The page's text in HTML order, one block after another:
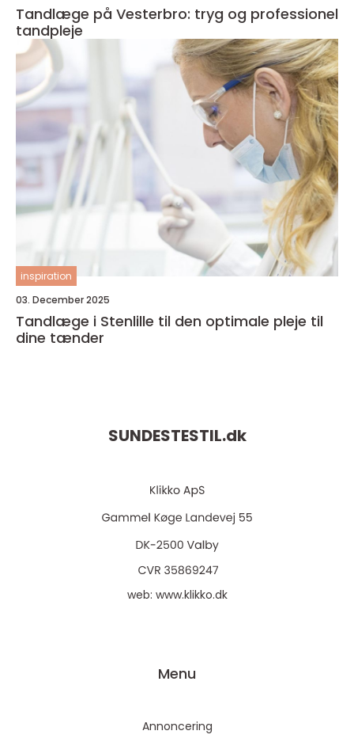
Tandlæge på Vesterbro: tryg og professionel
tandpleje
inspiration
03. December 2025
Tandlæge i Stenlille til den optimale pleje til
dine tænder
SUNDESTESTIL.dk
web: www.klikko.dk
Menu
Annoncering